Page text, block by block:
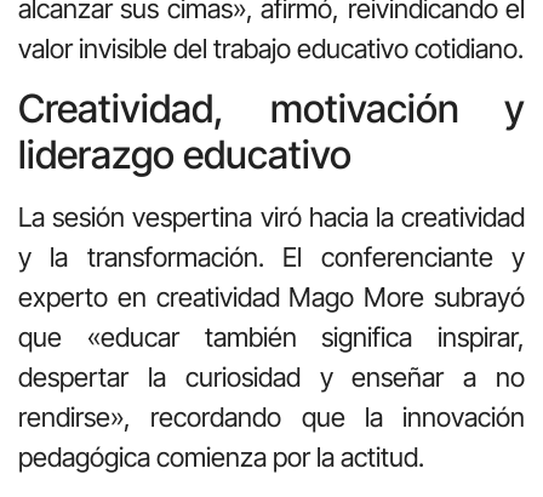
alcanzar sus cimas», afirmó, reivindicando el
valor invisible del trabajo educativo cotidiano.
Creatividad, motivación y
liderazgo educativo
La sesión vespertina viró hacia la creatividad
y la transformación. El conferenciante y
experto en creatividad Mago More subrayó
que «educar también significa inspirar,
despertar la curiosidad y enseñar a no
rendirse», recordando que la innovación
pedagógica comienza por la actitud.